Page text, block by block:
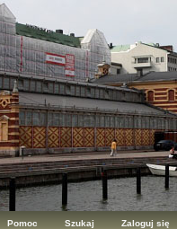
Pomoc Szukaj Zaloguj się